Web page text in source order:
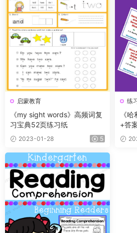
启蒙教育
《my sight words》高频词复
习宝典52页练习纸
2023-01-28 5
练
《
+答